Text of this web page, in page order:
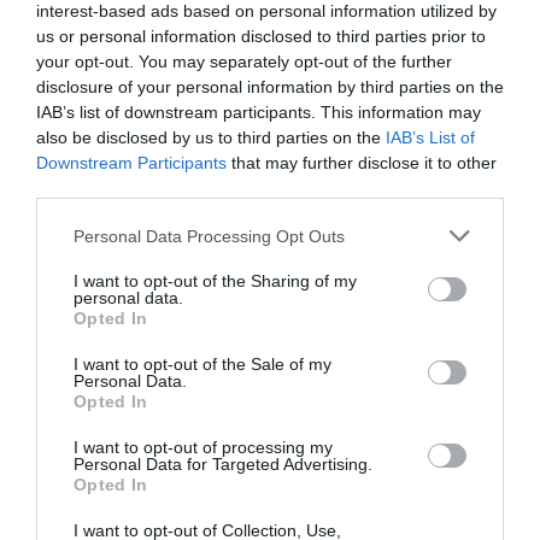
interest-based ads based on personal information utilized by
us or personal information disclosed to third parties prior to
your opt-out. You may separately opt-out of the further
disclosure of your personal information by third parties on the
IAB’s list of downstream participants. This information may
also be disclosed by us to third parties on the IAB’s List of
Downstream Participants that may further disclose it to other
Personal Data Processing Opt Outs
I want to opt-out of the Sharing of my
personal data.
Opted In
I want to opt-out of the Sale of my
Personal Data.
Opted In
I want to opt-out of processing my
Personal Data for Targeted Advertising.
Opted In
I want to opt-out of Collection, Use,
manera provisional com ell pretenia, sinó que
sense cap possibilitat de recuperar el càrrec. La
decisió va ser impugnada davant de la justícia,
però no hi va haver volta enrere. El següent pas
que va donar la nova direcció va ser el
desballestament del sistema pensions, aquell que
a tothom havia semblat tan generós, de manera
que Ramírez Pomatta es va quedar sense càrrec i
sense pensió de jubilació. Aquesta segona decisió
també tindria recorregut judicial, i el seu
desenllaç trigaria anys a saber-se. Com va
declarar el president destituït poc després de
perdre el càrrec, “acordar el relleu quan estava
"Guapo, ric i llest"